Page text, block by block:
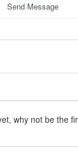
Send Message
why not be the